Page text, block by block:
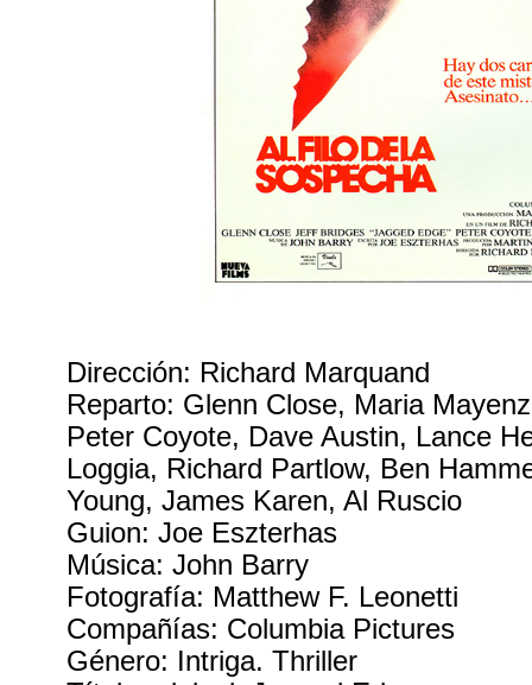
Dirección: Richard Marquand
Reparto: Glenn Close, Maria
Peter Coyote, Dave Austin, Lance
Loggia, Richard Partlow, Ben
Young, James Karen, Al Ruscio
Guion: Joe Eszterhas
Música: John Barry
Fotografía: Matthew F. Leonetti
Compañías: Columbia Pictures
Género: Intriga. Thriller